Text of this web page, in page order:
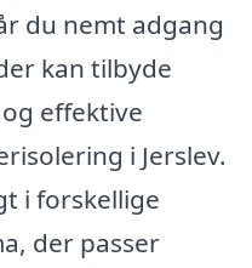
du nemt adgang
kan tilbyde
effektive
i Jerslev.
i forskellige
der passer